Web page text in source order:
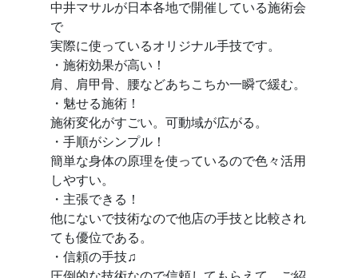
中井マサルが日本各地で開催している施術会
で
実際に使っているオリジナル手技です。
・施術効果が高い！
肩、肩甲骨、腰などあちこちか一瞬で緩む。
・魅せる施術！
施術変化がすごい。可動域が広がる。
・手順がシンプル！
簡単な身体の原理を使っているので色々活用
しやすい。
・主張できる！
他にないで技術なので他店の手技と比較され
ても優位である。
・信頼の手技♫